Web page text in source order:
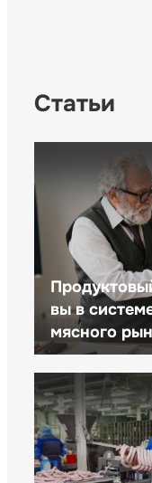
Статьи
вы в
мясного